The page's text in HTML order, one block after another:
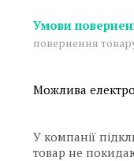
повернення
У компанії
товар не